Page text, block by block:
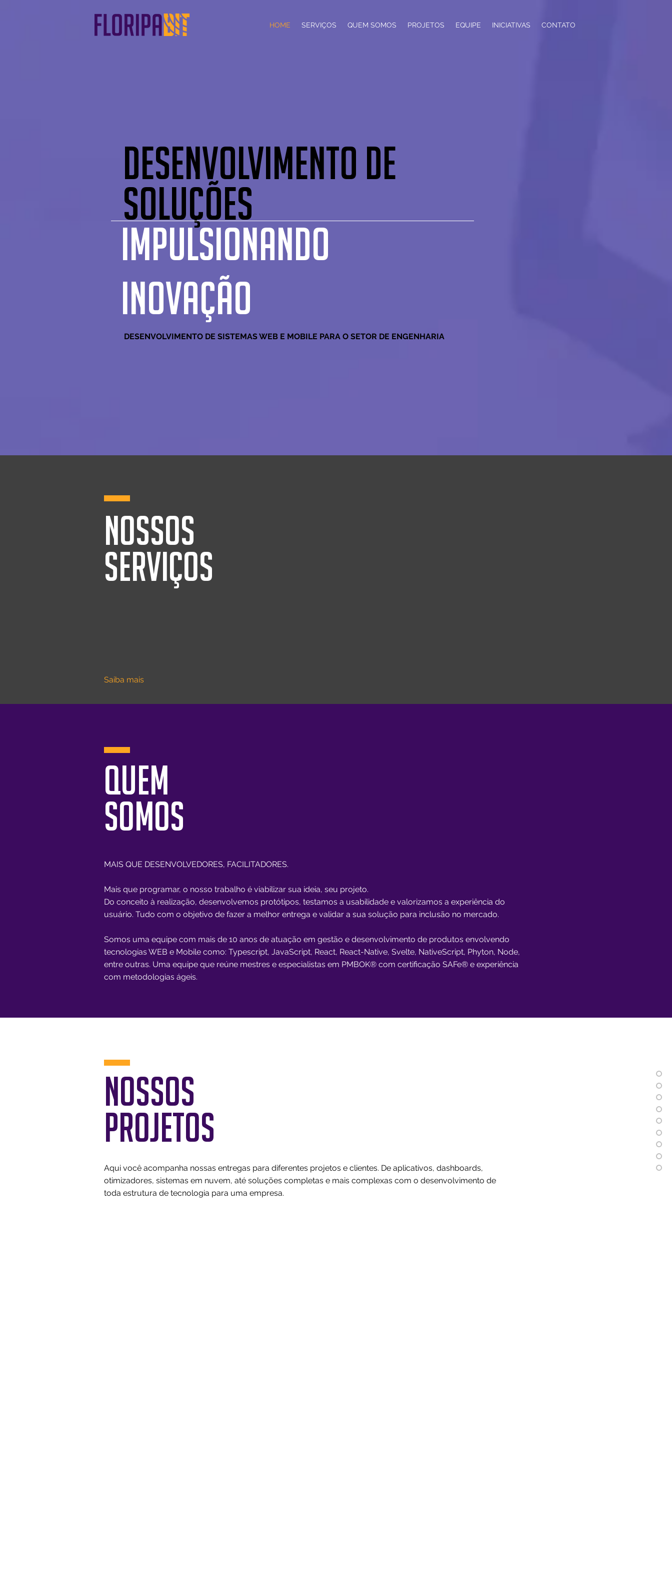
HOME SERVIÇOS QUEM SOMOS PROJETOS EQUIPE INICIATIVAS CONTATO
DESENVOLVIMENTO DE
SOLUÇÕES
IMPULSIONANDO
INOVAÇÃO
DESENVOLVIMENTO DE SISTEMAS WEB E MOBILE PARA O SETOR DE ENGENHARIA
NOSSOS
SERVIÇOS
Saiba mais
QUEM
SOMOS
MAIS QUE DESENVOLVEDORES, FACILITADORES.
Mais que programar, o nosso trabalho é viabilizar sua ideia, seu projeto.
Do conceito à realização, desenvolvemos protótipos, testamos a usabilidade e valorizamos a experiência do
usuário. Tudo com o objetivo de fazer a melhor entrega e validar a sua solução para inclusão no mercado.
Somos uma equipe com mais de 10 anos de atuação em gestão e desenvolvimento de produtos envolvendo
tecnologias WEB e Mobile como: Typescript, JavaScript, React, React-Native, Svelte, NativeScript, Phyton, Node,
entre outras. Uma equipe que reúne mestres e especialistas em PMBOK® com certificação SAFe® e experiência
com metodologias ágeis.
NOSSOS
PROJETOS
Aqui você acompanha nossas entregas para diferentes projetos e clientes. De aplicativos, dashboards,
otimizadores, sistemas em nuvem, até soluções completas e mais complexas com o desenvolvimento de
toda estrutura de tecnologia para uma empresa.